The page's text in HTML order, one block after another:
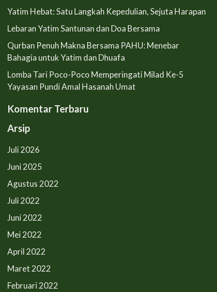
Yatim Hebat: Satu Langkah Kepedulian, Sejuta Harapan
Lebaran Yatim Santunan dan Doa Bersama
Qurban Penuh Makna Bersama PAHU: Menebar
Bahagia untuk Yatim dan Dhuafa
Lomba Tari Poco-Poco Memperingati Milad Ke-5
Yayasan Pundi Amal Hasanah Umat
Komentar Terbaru
Arsip
Juli 2026
Juni 2025
Agustus 2022
Juli 2022
Juni 2022
Mei 2022
April 2022
Maret 2022
Februari 2022